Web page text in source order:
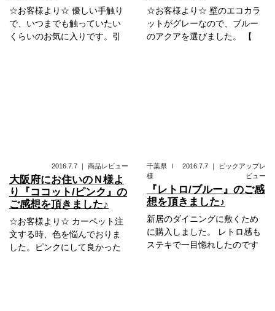
☆お客様より☆ 優しい手触り
で、いつまでも触っていたい
くらいのお気に入りです。引
☆お客様より☆ 壁のエコカラ
ットがグレーなので、ブルー
のアクアを選びました。 【
2016.7.7 ｜ 商品レビュー
大阪府にお住いのＮ様よ
り『ココット/ピンク』の
ご感想を頂きました♪
☆お客様より☆ カーペット注
文する時、色を悩んでおりま
した。ピンクにして良かった
千葉県
Ｉ
様
2016.7.7 ｜
ピックアップレ
ビュー
『レトロ/ブルー』のご感
想を頂きました♪
新居のダイニングに敷くため
に購入しました。 レトロ感も
ステキで一目惚れしたのです